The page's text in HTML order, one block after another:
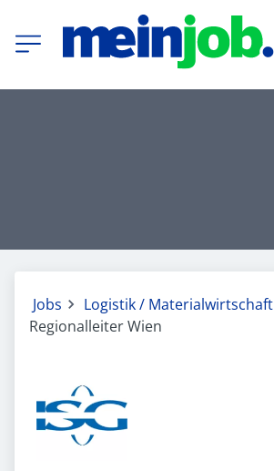
Jobs
Logistik / Materialwirtschaft
Regionalleiter Wien